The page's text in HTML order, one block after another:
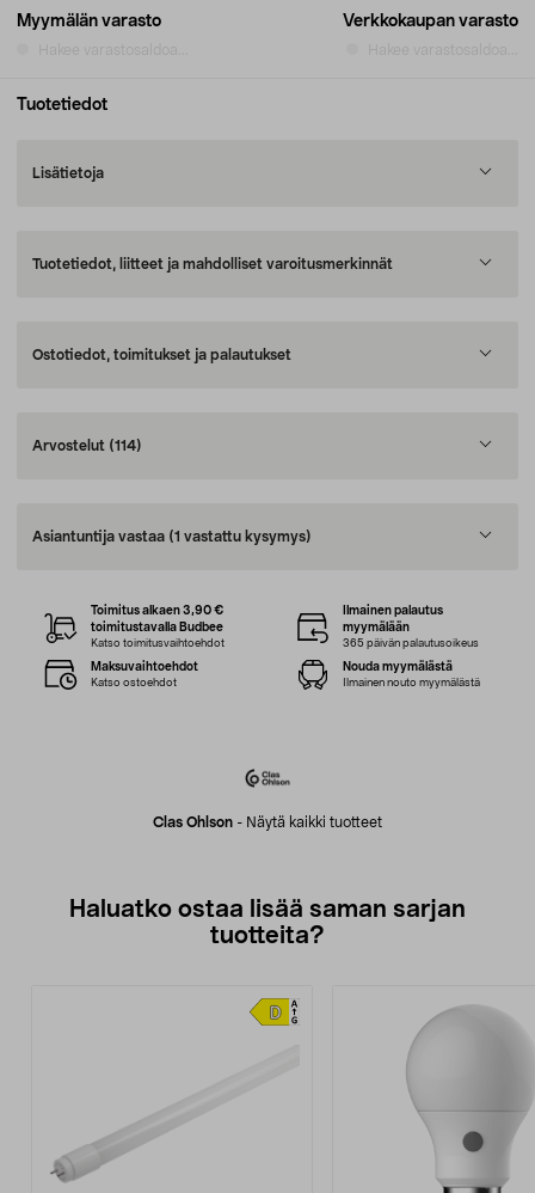
Myymälän varasto Verkkokaupan varasto
Tuotetiedot
Lisätietoja
Tuotetiedot, liitteet ja mahdolliset varoitusmerkinnät
Ostotiedot, toimitukset ja palautukset
Arvostelut (114)
Asiantuntija vastaa (1 vastattu kysymys)
Clas Ohlson - Näytä kaikki tuotteet
Toimitus alkaen 3,90 €
toimitustavalla Budbee
Katso toimitusvaihtoehdot
Ilmainen palautus
myymälään
365 päivän palautusoikeus
Maksuvaihtoehdot
Katso ostoehdot
Nouda myymälästä
Ilmainen nouto myymälästä
Haluatko ostaa lisää saman sarjan
tuotteita?